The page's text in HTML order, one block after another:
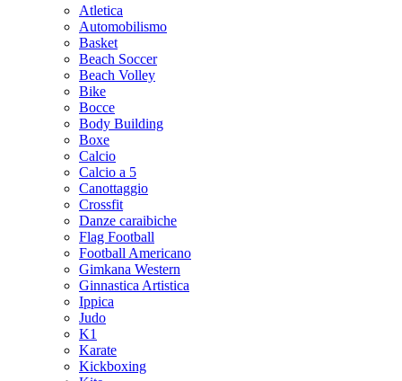
Atletica
Automobilismo
Basket
Beach Soccer
Beach Volley
Bike
Bocce
Body Building
Boxe
Calcio
Calcio a 5
Canottaggio
Crossfit
Danze caraibiche
Flag Football
Football Americano
Gimkana Western
Ginnastica Artistica
Ippica
Judo
K1
Karate
Kickboxing